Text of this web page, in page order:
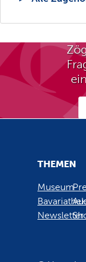
THEMEN
Museum
Bavariathek
Newsletter